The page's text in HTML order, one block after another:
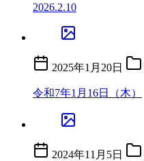
2026.2.10
2025年1月20日
令和7年1月16日（木）
2024年11月5日